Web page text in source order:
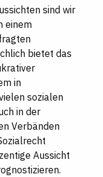
sind wir
einem
bietet das
in
sozialen
in der
Verbänden
Aussicht